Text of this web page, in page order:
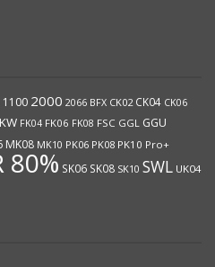
1100 2000 2066 BFX CK02 CK04 CK06
FK04 FK06 FK08 FSC GGL GGU
MK08 MK10 PK06 PK08 PK10 Pro+
80% SK06 SK08 SK10 SWL UK04